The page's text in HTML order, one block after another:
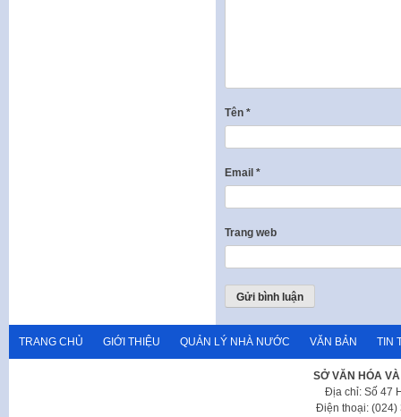
Tên *
Email *
Trang web
TRANG CHỦ GIỚI THIỆU QUẢN LÝ NHÀ NƯỚC VĂN BẢN TIN
SỞ VĂN HÓA
Địa chỉ: Số 47
Điện thoại: (024)